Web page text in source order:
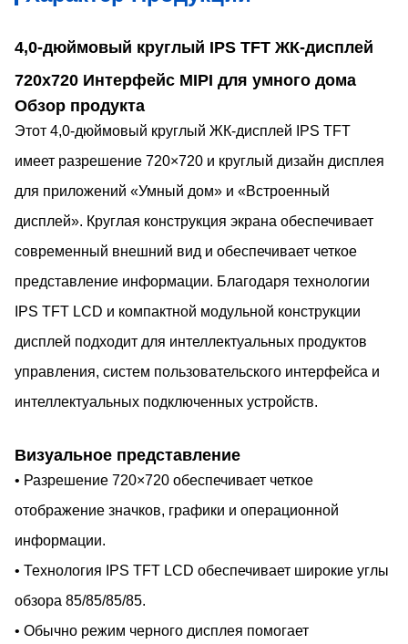
4,0-дюймовый круглый IPS TFT ЖК-дисплей
720x720 Интерфейс MIPI для умного дома
Обзор продукта
Этот 4,0-дюймовый круглый ЖК-дисплей IPS TFT
имеет разрешение 720×720 и круглый дизайн дисплея
для приложений «Умный дом» и «Встроенный
дисплей». Круглая конструкция экрана обеспечивает
современный внешний вид и обеспечивает четкое
представление информации. Благодаря технологии
IPS TFT LCD и компактной модульной конструкции
дисплей подходит для интеллектуальных продуктов
управления, систем пользовательского интерфейса и
интеллектуальных подключенных устройств.
Визуальное представление
• Разрешение 720×720 обеспечивает четкое
отображение значков, графики и операционной
информации.
• Технология IPS TFT LCD обеспечивает широкие углы
обзора 85/85/85/85.
• Обычно режим черного дисплея помогает